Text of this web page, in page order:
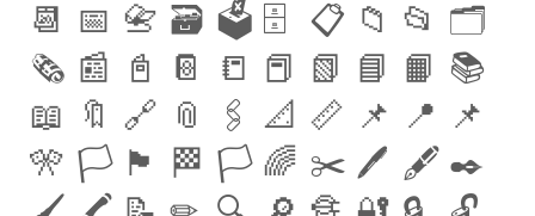
📆 📅 📇 🗃 🗳 🗄 📋 📁 📂 🗂
🗞 📰 📓 📔 📒 📕 📗 📘 📙 📚
📖
🔖 🔗 📎 🖇 📐 📏 📌 📍 📌
🎌 🏳️ 🏴 🏁 🏳️ ‍🌈 ✂️ 🖊 🖋 ✒️